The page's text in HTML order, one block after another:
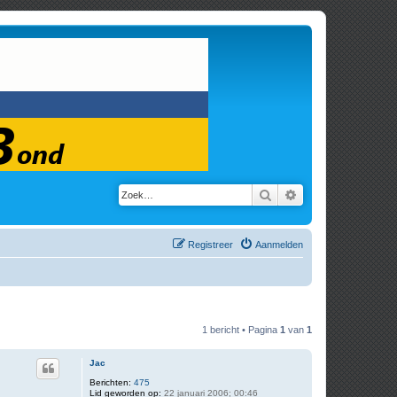
Zoek Uitgebreid zoeken
Aanmelden
Registreer
1 bericht • Pagina 1 van 1
Jac
Berichten: 475
Lid geworden op: 22 januari 2006; 00:46